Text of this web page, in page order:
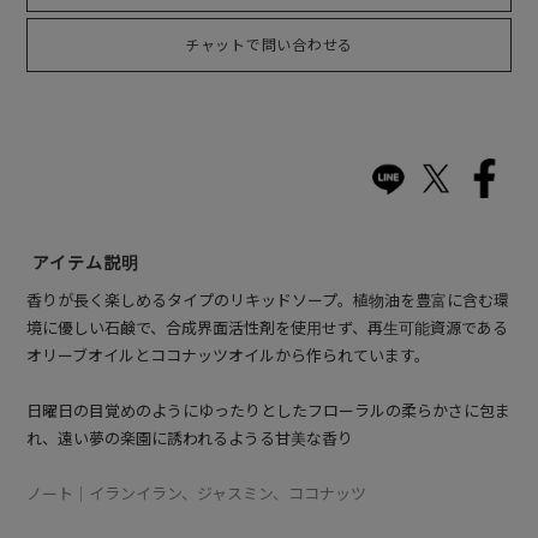
チャットで問い合わせる
アイテム説明
香りが長く楽しめるタイプのリキッドソープ。植物油を豊富に含む環
境に優しい石鹸で、合成界面活性剤を使用せず、再生可能資源である
オリーブオイルとココナッツオイルから作られています。
日曜日の目覚めのようにゆったりとしたフローラルの柔らかさに包ま
れ、遠い夢の楽園に誘われるようる甘美な香り
ノート｜イランイラン、ジャスミン、ココナッツ